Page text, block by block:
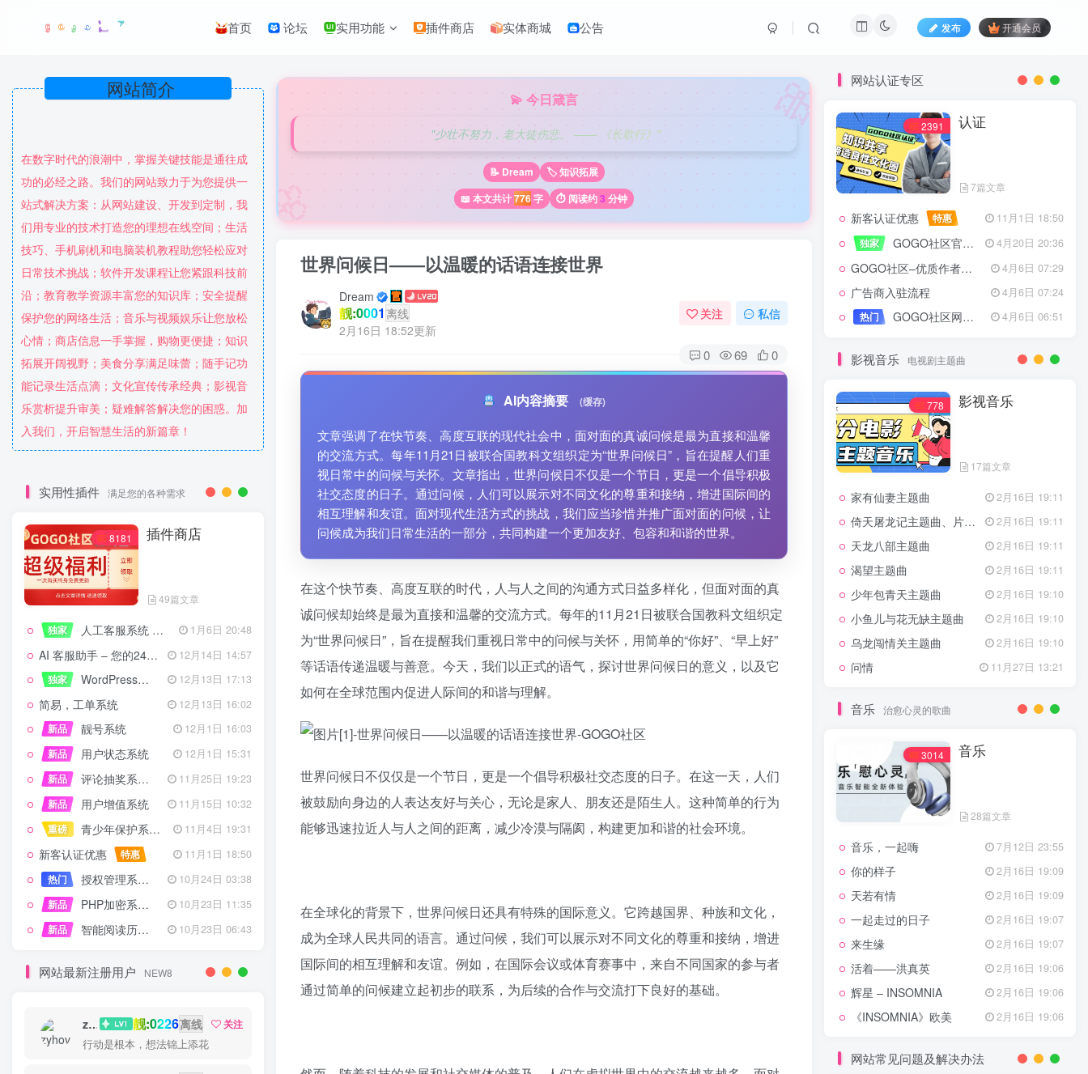
首页 论坛 实用功能 插件商店 实体商城 公告 发布 开通会员
在数字时代的浪潮中，掌握关键技能是通往成
功的必经之路。我们的网站致力于为您提供一
站式解决方案：从网站建设、开发到定制，我
们用专业的技术打造您的理想在线空间；生活
技巧、手机刷机和电脑装机教程助您轻松应对
日常技术挑战；软件开发课程让您紧跟科技前
沿；教育教学资源丰富您的知识库；安全提醒
保护您的网络生活；音乐与视频娱乐让您放松
心情；商店信息一手掌握，购物更便捷；知识
拓展开阔视野；美食分享满足味蕾；随手记功
能记录生活点滴；文化宣传传承经典；影视音
乐赏析提升审美；疑难解答解决您的困惑。加
入我们，开启智慧生活的新篇章！
实用性插件 满足您的各种需求
8181 插件商店
49篇文章
独家 人工客服系统 技术开发文档 1月6日 20:48
AI 客服助手 – 您的24/7智能客服专家
12月14日 14:57
独家
WordPress设备管理器插件 – 专业版 12月13日 17:13
简易，工单系统
12月13日 16:02
新品
靓号系统
12月1日 16:03
新品
用户状态系统
12月1日 15:31
新品
评论抽奖系统 – 完整功能详解
11月25日 19:23
新品
用户增值系统
11月15日 10:32
重磅
青少年保护系统 专为子比主题开发 11月4日 19:31
新客认证优惠 特惠
11月1日 18:50
热门
授权管理系统子比主题专版
10月24日 03:38
新品
PHP加密系统专业版
10月23日 11:35
新品
智能阅读历史系统 10月23日 06:43
网站最新注册用户 NEW8
zyhove 靓:0226离线
关注
行动是根本，想法锦上添花
🎀
🌸
💫 今日箴言
"少壮不努力，老大徒伤悲。 —— 《长歌行》"
📝 Dream
🏷️ 知识拓展
📖 本文共计776字 ⏱️ 阅读约3 分钟
世界问候日——以温暖的话语连接世界
Dream
靓:0001 离线
2月16日 18:52更新
关注 私信
0 69 0
AI内容摘要 (缓存)
文章强调了在快节奏、高度互联的现代社会中，面对面的真诚问候是最为直接和温馨
的交流方式。每年11月21日被联合国教科文组织定为“世界问候日”，旨在提醒人们重
视日常中的问候与关怀。文章指出，世界问候日不仅是一个节日，更是一个倡导积极
社交态度的日子。通过问候，人们可以展示对不同文化的尊重和接纳，增进国际间的
相互理解和友谊。面对现代生活方式的挑战，我们应当珍惜并推广面对面的问候，让
问候成为我们日常生活的一部分，共同构建一个更加友好、包容和和谐的世界。
在这个快节奏、高度互联的时代，人与人之间的沟通方式日益多样化，但面对面的真
诚问候却始终是最为直接和温馨的交流方式。每年的11月21日被联合国教科文组织定
为“世界问候日”，旨在提醒我们重视日常中的问候与关怀，用简单的“你好”、“早上好”
等话语传递温暖与善意。今天，我们以正式的语气，探讨世界问候日的意义，以及它
如何在全球范围内促进人际间的和谐与理解。
世界问候日不仅仅是一个节日，更是一个倡导积极社交态度的日子。在这一天，人们
被鼓励向身边的人表达友好与关心，无论是家人、朋友还是陌生人。这种简单的行为
能够迅速拉近人与人之间的距离，减少冷漠与隔阂，构建更加和谐的社会环境。
在全球化的背景下，世界问候日还具有特殊的国际意义。它跨越国界、种族和文化，
成为全球人民共同的语言。通过问候，我们可以展示对不同文化的尊重和接纳，增进
国际间的相互理解和友谊。例如，在国际会议或体育赛事中，来自不同国家的参与者
通过简单的问候建立起初步的联系，为后续的合作与交流打下良好的基础。
网站认证专区
2391 认证
7篇文章
新客认证优惠 特惠
11月1日 18:50
独家
GOGO社区官方成员认证 4月20日 20:36
GOGO社区–优质作者认证 4月6日 07:29
广告商入驻流程
4月6日 07:24
热门
GOGO社区网站搭建(自助服务) 4月6日 06:51
影视音乐 电视剧主题曲
778 影视音乐
17篇文章
家有仙妻主题曲 2月16日 19:11
倚天屠龙记主题曲、片头曲 2月16日 19:11
天龙八部主题曲 2月16日 19:11
渴望主题曲 2月16日 19:11
少年包青天主题曲 2月16日 19:10
小鱼儿与花无缺主题曲 2月16日 19:10
乌龙闯情关主题曲 2月16日 19:10
问情 11月27日 13:21
音乐 治愈心灵的歌曲
3014 音乐
28篇文章
音乐，一起嗨 7月12日 23:55
你的样子 2月16日 19:09
天若有情 2月16日 19:09
一起走过的日子 2月16日 19:07
来生缘 2月16日 19:07
活着——洪真英 2月16日 19:06
辉星 – INSOMNIA 2月16日 19:06
《INSOMNIA》欧美 2月16日 19:06
网站常见问题及解决办法
新客认证优惠 特惠
11月1日 18:50
独家
GOGO社区官方成员认证
GOGO社区–优质作者认证
广告商入驻流程
4月6日 07:24
热门
GOGO社区网站搭建(自助服务) 4月6日 06:51
电视剧主题曲
影视音乐
17篇文章
家有仙妻主题曲 2月16日 19:11
倚天屠龙记主题曲、片头曲 2月16日 19:11
渴望主题曲
少年包青天主题曲
小鱼儿与花无缺主题曲
乌龙闯情关主题曲 2月16日 19:10
问情 11月27日 13:21
治愈心灵的歌曲
28篇文章
音乐，一起嗨 7月12日 23:55
你的样子 2月16日 19:09